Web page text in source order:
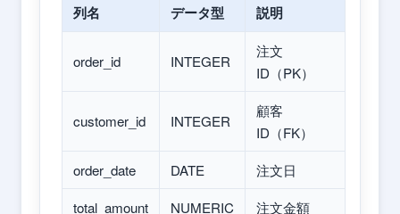
列名 データ型 説明
order_id INTEGER
注文
ID（PK）
customer_id INTEGER
顧客
ID（FK）
order_date
DATE
注文日
total_amount
NUMERIC 注文金額